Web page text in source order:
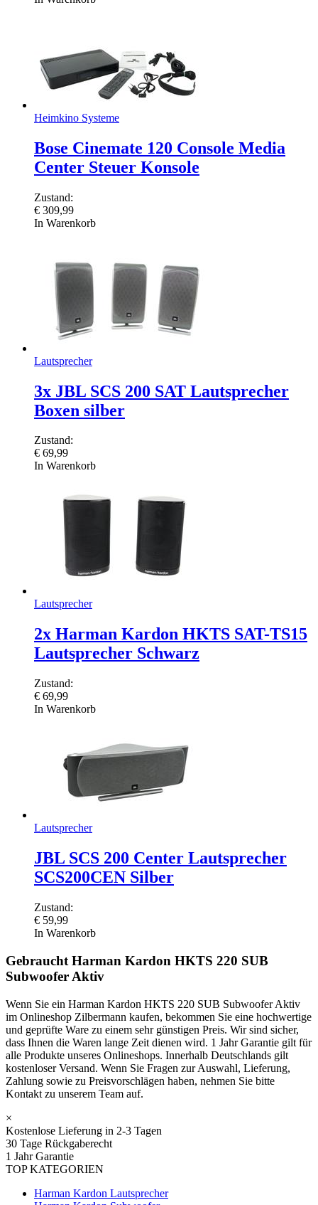
Heimkino Systeme
Bose Cinemate 120 Console Media
Center Steuer Konsole
Zustand:
€ 309,99
In Warenkorb
Lautsprecher
3x JBL SCS 200 SAT Lautsprecher
Boxen silber
Zustand:
€ 69,99
In Warenkorb
Lautsprecher
2x Harman Kardon HKTS SAT-TS15
Lautsprecher Schwarz
Zustand:
€ 69,99
In Warenkorb
Lautsprecher
JBL SCS 200 Center Lautsprecher
SCS200CEN Silber
Zustand:
€ 59,99
In Warenkorb
Gebraucht Harman Kardon HKTS 220 SUB
Subwoofer Aktiv
Wenn Sie ein Harman Kardon HKTS 220 SUB Subwoofer Aktiv
im Onlineshop Zilbermann kaufen, bekommen Sie eine hochwertige
und geprüfte Ware zu einem sehr günstigen Preis. Wir sind sicher,
dass Ihnen die Waren lange Zeit dienen wird. 1 Jahr Garantie gilt für
alle Produkte unseres Onlineshops. Innerhalb Deutschlands gilt
kostenloser Versand. Wenn Sie Fragen zur Auswahl, Lieferung,
Zahlung sowie zu Preisvorschlägen haben, nehmen Sie bitte
Kontakt zu unserem Team auf.
×
Kostenlose Lieferung in 2-3 Tagen
30 Tage Rückgaberecht
1 Jahr Garantie
TOP KATEGORIEN
Harman Kardon Lautsprecher